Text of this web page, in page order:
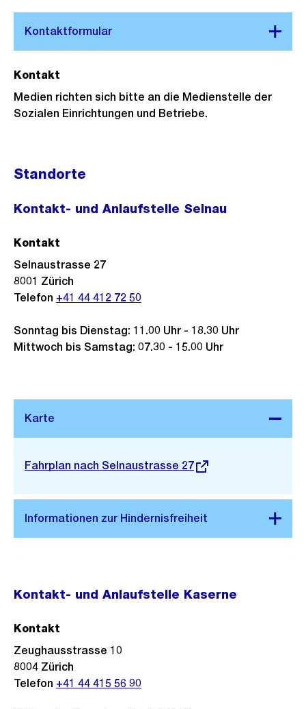
Kontakt
Medien richten sich bitte an die Medienstelle der
Sozialen Einrichtungen und Betriebe.
Standorte
Kontakt- und Anlaufstelle Selnau
Sonntag bis Dienstag: 11.00 Uhr - 18.30 Uhr
Mittwoch bis Samstag: 07.30 - 15.00 Uhr
Stadtplan 3D
Externer
Fahrplan nach Selnaustrasse 27
Kontakt
Selnaustrasse 27
8001 Zürich
Telefon +41 44 412 72 50
Kontakt- und Anlaufstelle Kaserne
Kontakt
Zeughausstrasse 10
8004 Zürich
Telefon +41 44 415 56 90